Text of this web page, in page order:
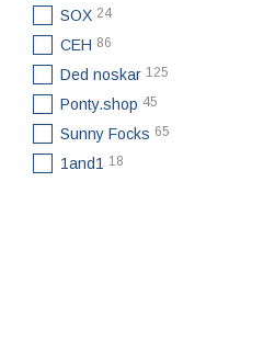
SOX 24
CEH 86
Ded noskar 125
Ponty.shop 45
Sunny Focks 65
1and1 18